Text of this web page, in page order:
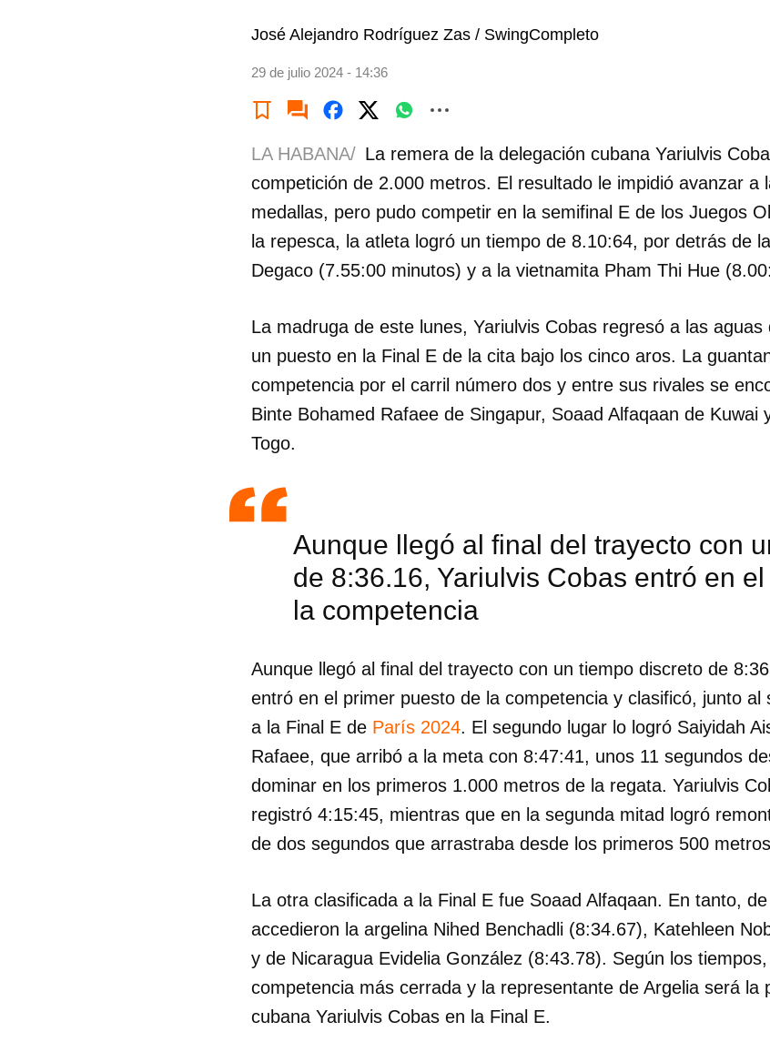
José Alejandro Rodríguez Zas / SwingCompleto
29 de julio 2024 - 14:36
Guardar como favorito
Para poder guardar como favorito, primero has de iniciar
cuenta de 14ymedio.
INICIAR SESIÓN
LA HABANA/ La remera de la delegación cubana Yariulvis
competición de 2.000 metros. El resultado le impidió avanzar a
medallas, pero pudo competir en la semifinal E de los Juegos
la repesca, la atleta logró un tiempo de 8.10:64, por detrás de
Degaco (7.55:00 minutos) y a la vietnamita Pham Thi Hue
La madruga de este lunes, Yariulvis Cobas regresó a las
un puesto en la Final E de la cita bajo los cinco aros. La
competencia por el carril número dos y entre sus rivales se
Binte Bohamed Rafaee de Singapur, Soaad Alfaqaan de Kuwai
Togo.
Aunque llegó al final del trayecto con
de 8:36.16, Yariulvis Cobas entró en
la competencia
Aunque llegó al final del trayecto con un tiempo discreto de
entró en el primer puesto de la competencia y clasificó, junto al
a la Final E de París 2024. El segundo lugar lo logró Saiyidah
Rafaee, que arribó a la meta con 8:47:41, unos 11 segundos
dominar en los primeros 1.000 metros de la regata. Yariulvis
registró 4:15:45, mientras que en la segunda mitad logró
de dos segundos que arrastraba desde los primeros 500
La otra clasificada a la Final E fue Soaad Alfaqaan. En tanto,
accedieron la argelina Nihed Benchadli (8:34.67), Katehleen
y de Nicaragua Evidelia González (8:43.78). Según los
competencia más cerrada y la representante de Argelia será la
cubana Yariulvis Cobas en la Final E.